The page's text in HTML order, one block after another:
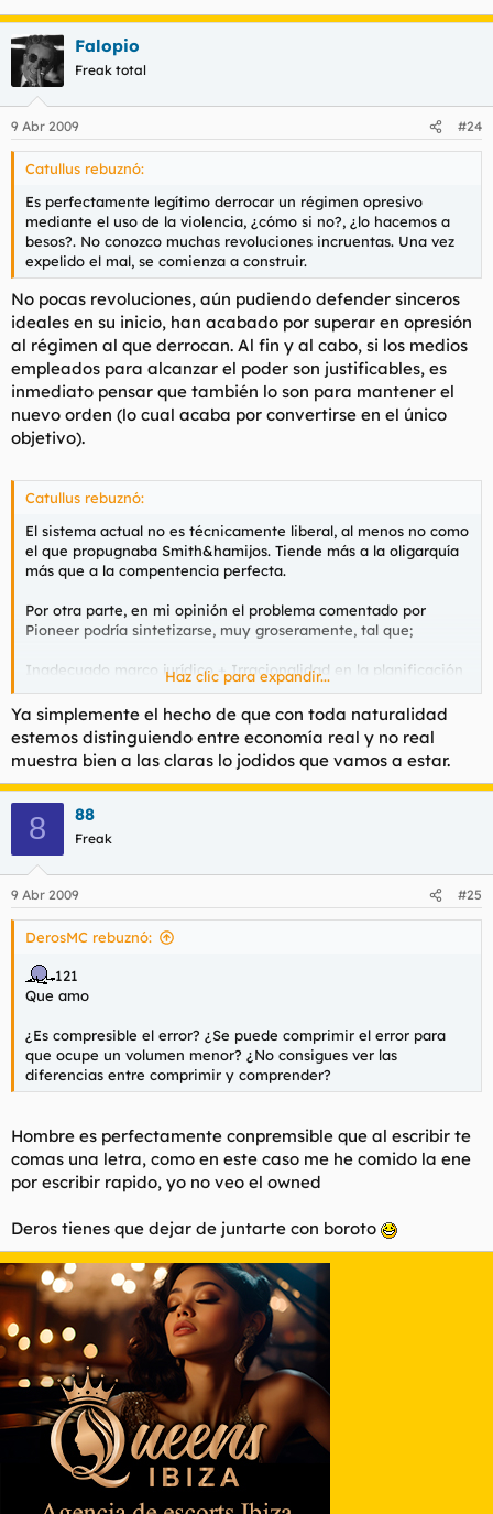
Falopio
Freak total
9 Abr 2009 #24
Catullus rebuznó:
Es perfectamente legítimo derrocar un régimen opresivo
mediante el uso de la violencia, ¿cómo si no?, ¿lo hacemos a
besos?. No conozco muchas revoluciones incruentas. Una vez
expelido el mal, se comienza a construir.
No pocas revoluciones, aún pudiendo defender sinceros
ideales en su inicio, han acabado por superar en opresión
al régimen al que derrocan. Al fin y al cabo, si los medios
empleados para alcanzar el poder son justificables, es
inmediato pensar que también lo son para mantener el
nuevo orden (lo cual acaba por convertirse en el único
objetivo).
Catullus rebuznó:
El sistema actual no es técnicamente liberal, al menos no como
el que propugnaba Smith&hamijos. Tiende más a la oligarquía
más que a la compentencia perfecta.
Por otra parte, en mi opinión el problema comentado por
Pioneer podría sintetizarse, muy groseramente, tal que;
Inadecuado marco jurídico + Irracionalidad en la planificación
de las políticas monetarias + Respaldo inexistente de la
economía real= katakrak
Haz clic para expandir...
Ya simplemente el hecho de que con toda naturalidad
estemos distinguiendo entre economía real y no real
muestra bien a las claras lo jodidos que vamos a estar.
8 88
Freak
9 Abr 2009 #25
DerosMC rebuznó:
121
Que amo
¿Es compresible el error? ¿Se puede comprimir el error para
que ocupe un volumen menor? ¿No consigues ver las
diferencias entre comprimir y comprender?
Hombre es perfectamente conpremsible que al escribir te
comas una letra, como en este caso me he comido la ene
por escribir rapido, yo no veo el owned
Deros tienes que dejar de juntarte con boroto